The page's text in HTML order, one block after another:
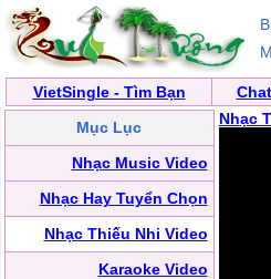
VietSingle - Tìm Bạn
Mục Lục
Nhạc Music Video
Nhạc Hay Tuyển Chọn
Nhạc Thiếu Nhi Video
Karaoke Video
Nhạc